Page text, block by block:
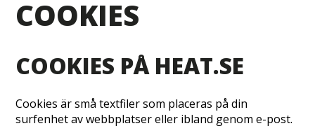
COOKIES
COOKIES PÅ HEAT.SE
Cookies är små textfiler som placeras på din
surfenhet av webbplatser eller ibland genom e-post.